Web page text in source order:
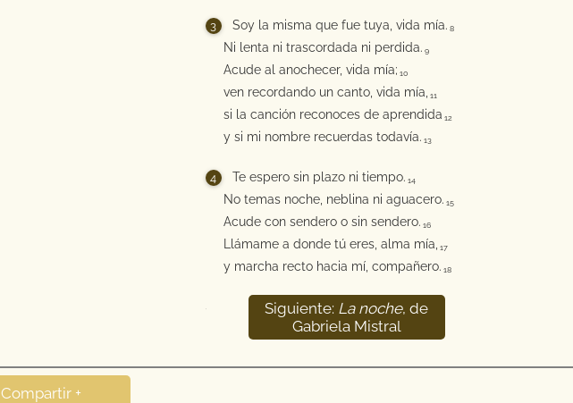
Soy la misma que fue tuya, vida mía. 8
Ni lenta ni trascordada ni perdida. 9
Acude al anochecer, vida mía; 10
ven recordando un canto, vida mía, 11
si la canción reconoces de aprendida 12
y si mi nombre recuerdas todavía. 13
Te espero sin plazo ni tiempo. 14
No temas noche, neblina ni aguacero. 15
Acude con sendero o sin sendero. 16
Llámame a donde tú eres, alma mía, 17
y marcha recto hacia mí, compañero. 18
Siguiente: La noche, de
Gabriela Mistral
Compartir +